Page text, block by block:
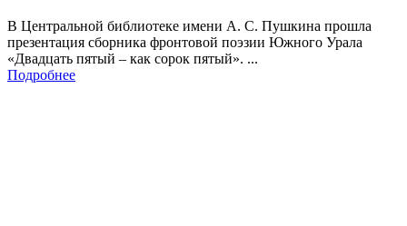
В Центральной библиотеке имени А. С. Пушкина прошла
презентация сборника фронтовой поэзии Южного Урала
«Двадцать пятый – как сорок пятый». ...
Подробнее